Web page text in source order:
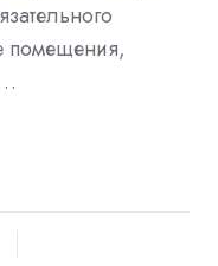
помещения,